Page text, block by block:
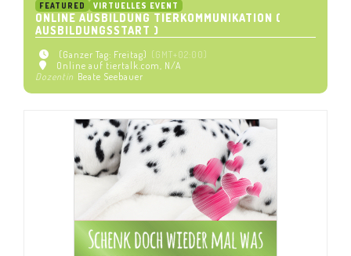
FEATURED VIRTUELLES EVENT
ONLINE AUSBILDUNG TIERKOMMUNIKATION (
AUSBILDUNGSSTART )
(Ganzer Tag: Freitag) (GMT+02:00)
Online auf tiertalk.com, N/A
Dozentin Beate Seebauer